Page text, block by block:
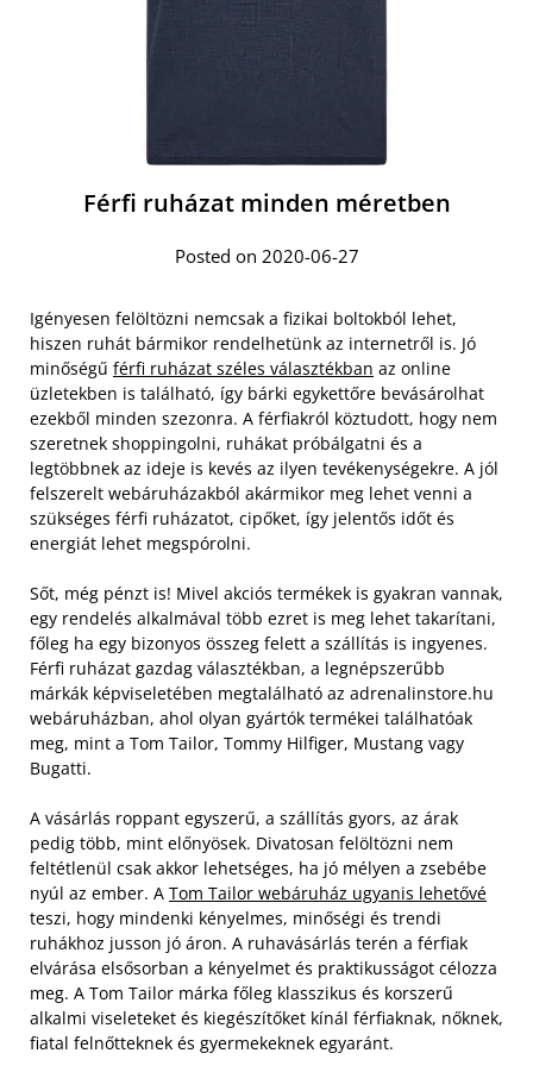
Férfi ruházat minden méretben
Posted on 2020-06-27
Igényesen felöltözni nemcsak a fizikai boltokból lehet,
hiszen ruhát bármikor rendelhetünk az internetről is. Jó
minőségű férfi ruházat széles választékban az online
üzletekben is található, így bárki egykettőre bevásárolhat
ezekből minden szezonra. A férfiakról köztudott, hogy nem
szeretnek shoppingolni, ruhákat próbálgatni és a
legtöbbnek az ideje is kevés az ilyen tevékenységekre. A jól
felszerelt webáruházakból akármikor meg lehet venni a
szükséges férfi ruházatot, cipőket, így jelentős időt és
energiát lehet megspórolni.
Sőt, még pénzt is! Mivel akciós termékek is gyakran vannak,
egy rendelés alkalmával több ezret is meg lehet takarítani,
főleg ha egy bizonyos összeg felett a szállítás is ingyenes.
Férfi ruházat gazdag választékban, a legnépszerűbb
márkák képviseletében megtalálható az adrenalinstore.hu
webáruházban, ahol olyan gyártók termékei találhatóak
meg, mint a Tom Tailor, Tommy Hilfiger, Mustang vagy
Bugatti.
A vásárlás roppant egyszerű, a szállítás gyors, az árak
pedig több, mint előnyösek. Divatosan felöltözni nem
feltétlenül csak akkor lehetséges, ha jó mélyen a zsebébe
nyúl az ember. A Tom Tailor webáruház ugyanis lehetővé
teszi, hogy mindenki kényelmes, minőségi és trendi
ruhákhoz jusson jó áron. A ruhavásárlás terén a férfiak
elvárása elsősorban a kényelmet és praktikusságot célozza
meg. A Tom Tailor márka főleg klasszikus és korszerű
alkalmi viseleteket és kiegészítőket kínál férfiaknak, nőknek,
fiatal felnőtteknek és gyermekeknek egyaránt.